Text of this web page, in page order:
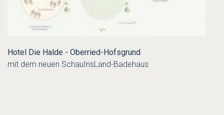
Hotel Die Halde - Oberried-Hofsgrund
mit dem neuen SchauInsLand-Badehaus